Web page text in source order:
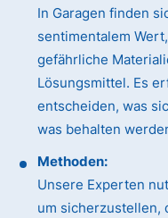
In Garagen finden
sentimentalem
gefährliche
Lösungsmittel. Es
entscheiden, was
was behalten
Methoden:
Unsere Experten
um sicherzustellen,